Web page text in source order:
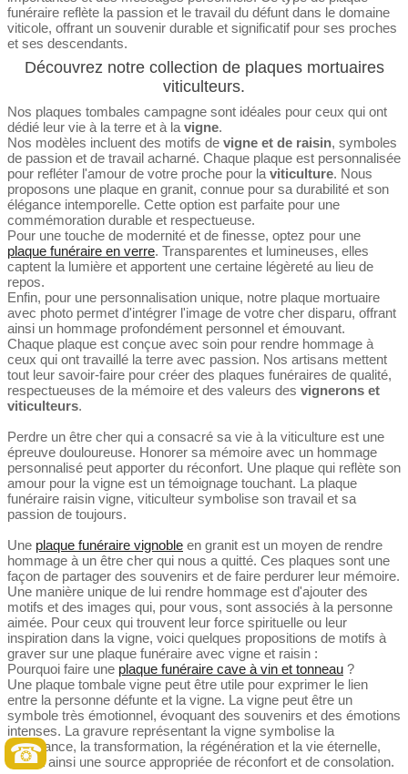
☎
funéraire reflète la passion et le travail du défunt dans le domaine
viticole, offrant un souvenir durable et significatif pour ses proches
et ses descendants.
Découvrez notre collection de plaques mortuaires
viticulteurs.
Nos plaques tombales campagne sont idéales pour ceux qui ont
dédié leur vie à la terre et à la vigne.
Nos modèles incluent des motifs de vigne et de raisin, symboles
de passion et de travail acharné. Chaque plaque est personnalisée
pour refléter l'amour de votre proche pour la viticulture. Nous
proposons une plaque en granit, connue pour sa durabilité et son
élégance intemporelle. Cette option est parfaite pour une
commémoration durable et respectueuse.
Pour une touche de modernité et de finesse, optez pour une
plaque funéraire en verre. Transparentes et lumineuses, elles
captent la lumière et apportent une certaine légèreté au lieu de
repos.
Enfin, pour une personnalisation unique, notre plaque mortuaire
avec photo permet d'intégrer l'image de votre cher disparu, offrant
ainsi un hommage profondément personnel et émouvant.
Chaque plaque est conçue avec soin pour rendre hommage à
ceux qui ont travaillé la terre avec passion. Nos artisans mettent
tout leur savoir-faire pour créer des plaques funéraires de qualité,
respectueuses de la mémoire et des valeurs des vignerons et
viticulteurs.
Perdre un être cher qui a consacré sa vie à la viticulture est une
épreuve douloureuse. Honorer sa mémoire avec un hommage
personnalisé peut apporter du réconfort. Une plaque qui reflète son
amour pour la vigne est un témoignage touchant. La plaque
funéraire raisin vigne, viticulteur symbolise son travail et sa
passion de toujours.
Une plaque funéraire vignoble en granit est un moyen de rendre
hommage à un être cher qui nous a quitté. Ces plaques sont une
façon de partager des souvenirs et de faire perdurer leur mémoire.
Une manière unique de lui rendre hommage est d'ajouter des
motifs et des images qui, pour vous, sont associés à la personne
aimée. Pour ceux qui trouvent leur force spirituelle ou leur
inspiration dans la vigne, voici quelques propositions de motifs à
graver sur une plaque funéraire avec vigne et raisin :
Pourquoi faire une plaque funéraire cave à vin et tonneau ?
Une plaque tombale vigne peut être utile pour exprimer le lien
entre la personne défunte et la vigne. La vigne peut être un
symbole très émotionnel, évoquant des souvenirs et des émotions
intenses. La gravure représentant la vigne symbolise la
croissance, la transformation, la régénération et la vie éternelle,
offrant ainsi une source appropriée de réconfort et de consolation.